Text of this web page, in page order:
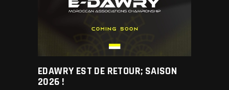
EDAWRY EST DE RETOUR; SAISON
2026 !